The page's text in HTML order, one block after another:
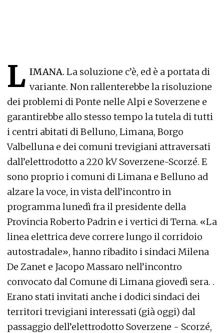
L IMANA. La soluzione c’è, ed è a portata di
variante. Non rallenterebbe la risoluzione
dei problemi di Ponte nelle Alpi e Soverzene e
garantirebbe allo stesso tempo la tutela di tutti
i centri abitati di Belluno, Limana, Borgo
Valbelluna e dei comuni trevigiani attraversati
dall’elettrodotto a 220 kV Soverzene-Scorzé. E
sono proprio i comuni di Limana e Belluno ad
alzare la voce, in vista dell’incontro in
programma lunedì fra il presidente della
Provincia Roberto Padrin e i vertici di Terna. «La
linea elettrica deve correre lungo il corridoio
autostradale», hanno ribadito i sindaci Milena
De Zanet e Jacopo Massaro nell’incontro
convocato dal Comune di Limana giovedì sera. .
Erano stati invitati anche i dodici sindaci dei
territori trevigiani interessati (già oggi) dal
passaggio dell’elettrodotto Soverzene - Scorzé,